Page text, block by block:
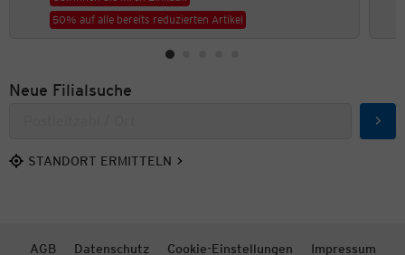
50% auf alle bereits reduzierten Artikel
Neue Filialsuche
STANDORT ERMITTELN
AGB Datenschutz Cookie-Einstellungen Impressum